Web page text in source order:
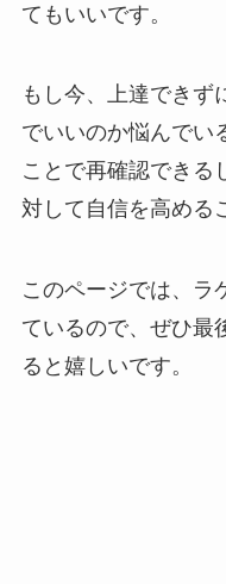
てもいいです。
もし今、上達できず
でいいのか悩んでい
ことで再確認できる
対して自信を高める
このページでは、ラ
ているので、ぜひ最
ると嬉しいです。